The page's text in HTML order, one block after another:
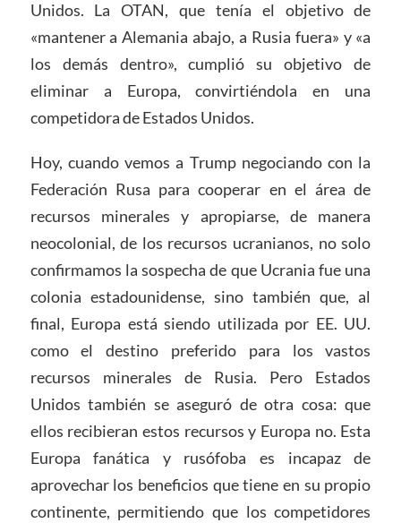
Unidos. La OTAN, que tenía el objetivo de
«mantener a Alemania abajo, a Rusia fuera» y «a
los demás dentro», cumplió su objetivo de
eliminar a Europa, convirtiéndola en una
competidora de Estados Unidos.
Hoy, cuando vemos a Trump negociando con la
Federación Rusa para cooperar en el área de
recursos minerales y apropiarse, de manera
neocolonial, de los recursos ucranianos, no solo
confirmamos la sospecha de que Ucrania fue una
colonia estadounidense, sino también que, al
final, Europa está siendo utilizada por EE. UU.
como el destino preferido para los vastos
recursos minerales de Rusia. Pero Estados
Unidos también se aseguró de otra cosa: que
ellos recibieran estos recursos y Europa no. Esta
Europa fanática y rusófoba es incapaz de
aprovechar los beneficios que tiene en su propio
continente, permitiendo que los competidores